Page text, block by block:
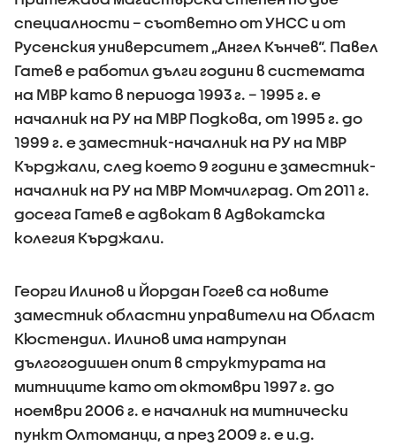
специалности – съответно от УНСС и от
Русенския университет „Ангел Кънчев“. Павел
Гатев е работил дълги години в системата
на МВР като в периода 1993 г. – 1995 г. е
началник на РУ на МВР Подкова, от 1995 г. до
1999 г. е заместник-началник на РУ на МВР
Кърджали, след което 9 години е заместник-
началник на РУ на МВР Момчилград. От 2011 г.
досега Гатев е адвокат в Адвокатска
колегия Кърджали.
Георги Илинов и Йордан Гогев са новите
заместник областни управители на Област
Кюстендил. Илинов има натрупан
дългогодишен опит в структурата на
митниците като от октомври 1997 г. до
ноември 2006 г. е началник на митнически
пункт Олтоманци, а през 2009 г. е и.д.